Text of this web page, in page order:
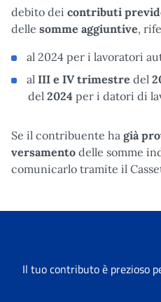
debito dei contributi
delle somme aggiuntive,
al 2024 per i lavoratori
al III e IV trimestre del
del 2024 per i datori di
Se il contribuente ha già
versamento delle somme
comunicarlo tramite il
Il tuo contributo è prezioso